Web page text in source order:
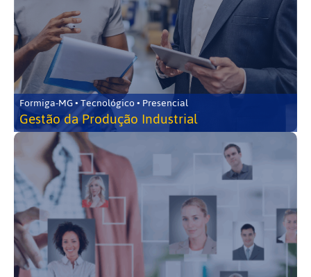
Formiga-MG • Tecnológico • Presencial
Gestão da Produção Industrial